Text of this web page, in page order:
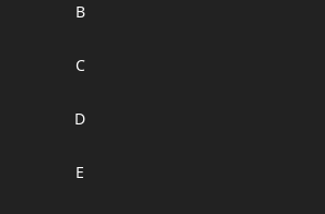
B
C
D
E